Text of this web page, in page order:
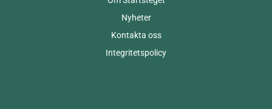
Nyheter
Kontakta oss
Integritetspolicy